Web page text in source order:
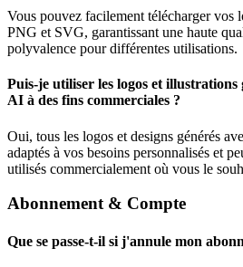
Vous pouvez facilement télécharger vos
PNG et SVG, garantissant une haute
polyvalence pour différentes utilisations.
Puis-je utiliser les logos et
AI à des fins commerciales ?
Oui, tous les logos et designs générés
adaptés à vos besoins personnalisés et
utilisés commercialement où vous le
Abonnement & Compte
Que se passe-t-il si j'annule mon